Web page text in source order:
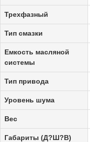
Трехфазный
Тип смазки
Емкость масляной
системы
Тип привода
Уровень шума
Вес
Габариты (Д?Ш?В)